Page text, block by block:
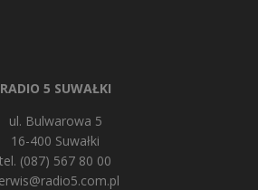
RADIO 5 SUWAŁKI
ul. Bulwarowa 5
16-400 Suwałki
tel. (087) 567 80 00